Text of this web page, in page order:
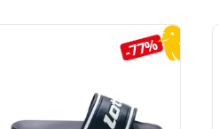
-77%